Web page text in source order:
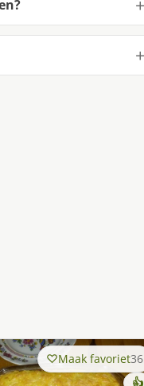
Maak favoriet36
👍